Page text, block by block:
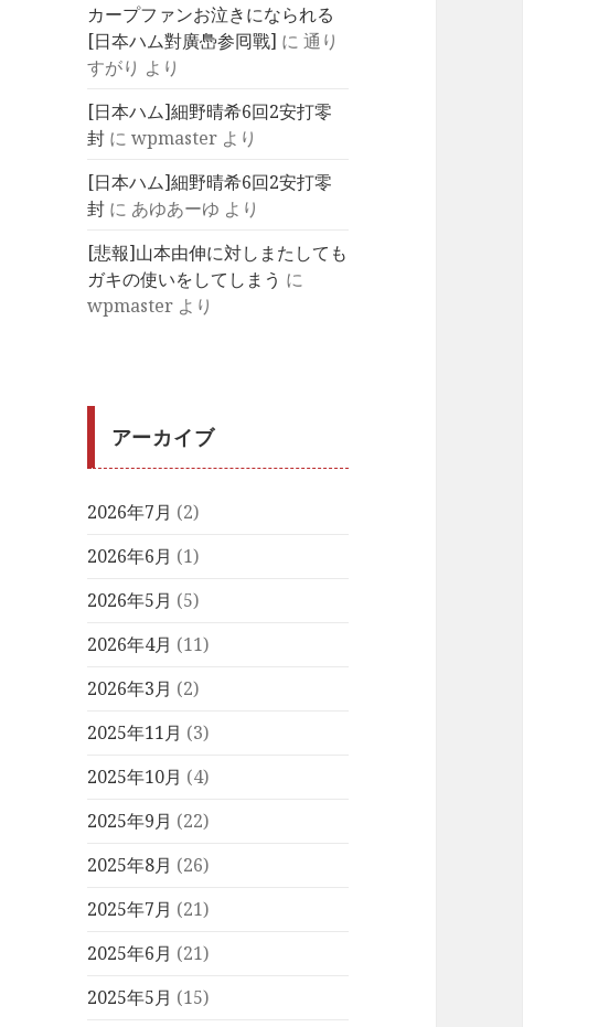
カープファンお泣きになられる
[日夲ハム對廣㠀参囘戰] に通り
すがり より
[日本ハム]細野晴希6回2安打零
封 にwpmaster より
[日本ハム]細野晴希6回2安打零
封 に あゆあーゆ より
[悲報]山本由伸に対しまたしても
ガキの使いをしてしまう に
wpmaster より
アーカイブ
2026年7月 (2)
2026年6月 (1)
2026年5月 (5)
2026年4月 (11)
2026年3月 (2)
2025年11月 (3)
2025年10月 (4)
2025年9月 (22)
2025年8月 (26)
2025年7月 (21)
2025年6月 (21)
2025年5月 (15)